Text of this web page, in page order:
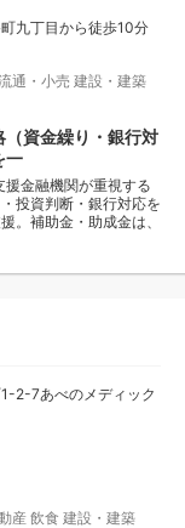
九丁目から徒歩10分
通・小売 建設・建築
資金繰り・銀行対
一
金融機関が重視する
投資判断・銀行対応を
。補助金・助成金は、
2-7あべのメディック
産 飲食 建設・建築